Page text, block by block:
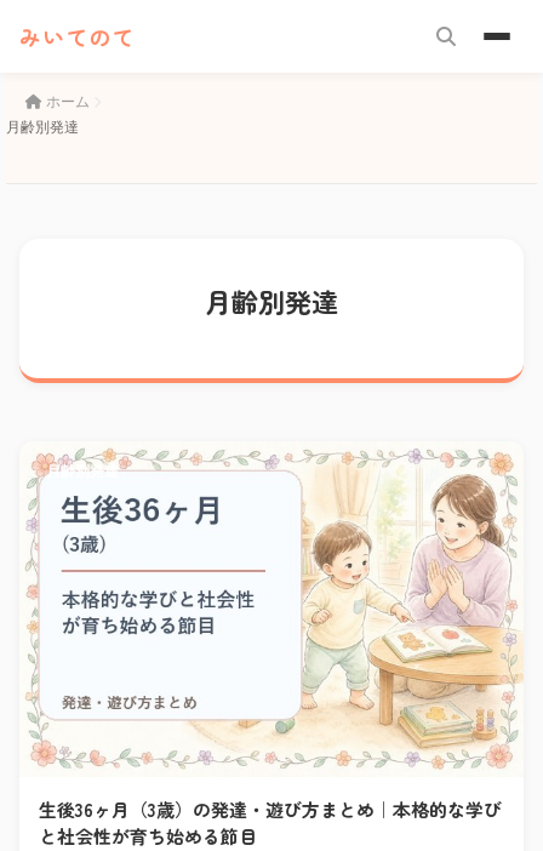
みいてのて
ホーム
月齢別発達
月齢別発達
月齢別発達
生後36ヶ月（3歳）の発達・遊び方まとめ｜本格的な学び
と社会性が育ち始める節目